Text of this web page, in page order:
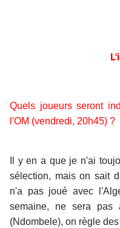
Quels joueurs seront
l'OM (vendredi, 20h45) ?
Il y en a que je n'ai
sélection, mais on sait
n'a pas joué avec
semaine, ne sera pas
(Ndombele), on règle